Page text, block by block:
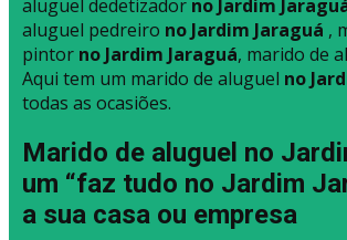
aluguel dedetizador no Jardim
aluguel pedreiro no Jardim Jaraguá ,
pintor no Jardim Jaraguá, marido de
Aqui tem um marido de aluguel no
todas as ocasiões.
Marido de aluguel no
um “faz tudo no Jardim
a sua casa ou empresa